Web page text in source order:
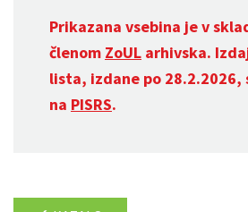
Prikazana vsebina je v
členom ZoUL arhivska.
lista, izdane po 28.2.2026,
na PISRS.